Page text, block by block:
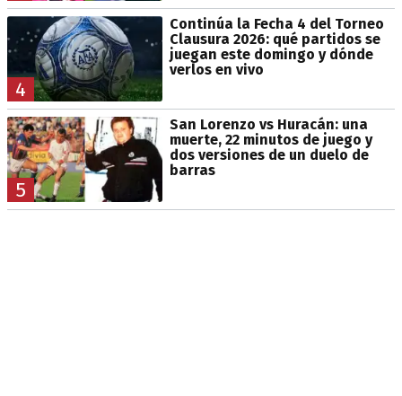
4
Continúa la Fecha 4 del Torneo
Clausura 2026: qué partidos se
juegan este domingo y dónde
verlos en vivo
5
San Lorenzo vs Huracán: una
muerte, 22 minutos de juego y
dos versiones de un duelo de
barras